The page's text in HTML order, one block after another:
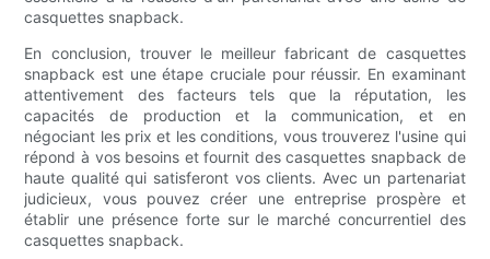
casquettes snapback.
En conclusion, trouver le meilleur fabricant de casquettes
snapback est une étape cruciale pour réussir. En examinant
attentivement des facteurs tels que la réputation, les
capacités de production et la communication, et en
négociant les prix et les conditions, vous trouverez l'usine qui
répond à vos besoins et fournit des casquettes snapback de
haute qualité qui satisferont vos clients. Avec un partenariat
judicieux, vous pouvez créer une entreprise prospère et
établir une présence forte sur le marché concurrentiel des
casquettes snapback.